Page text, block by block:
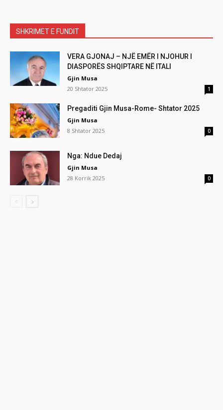
SHKRIMET E FUNDIT
VERA GJONAJ – NJË EMËR I NJOHUR I
DIASPORËS SHQIPTARE NË ITALI
Gjin Musa
20 Shtator 2025
1
Pregaditi Gjin Musa-Rome- Shtator 2025
Gjin Musa
8 Shtator 2025
0
Nga: Ndue Dedaj
Gjin Musa
28 Korrik 2025
0